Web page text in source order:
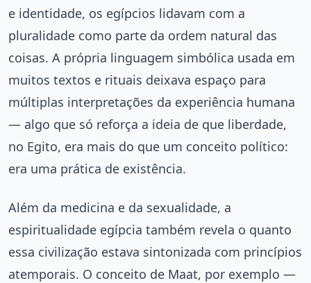
e identidade, os egípcios lidavam com a
pluralidade como parte da ordem natural das
coisas. A própria linguagem simbólica usada em
muitos textos e rituais deixava espaço para
múltiplas interpretações da experiência humana
— algo que só reforça a ideia de que liberdade,
no Egito, era mais do que um conceito político:
era uma prática de existência.
Além da medicina e da sexualidade, a
espiritualidade egípcia também revela o quanto
essa civilização estava sintonizada com princípios
atemporais. O conceito de Maat, por exemplo —